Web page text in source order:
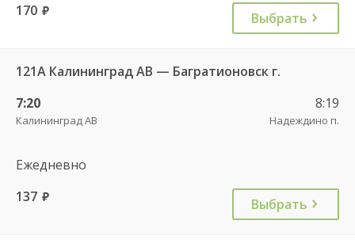
170 руб. Выбрать
121А Калининград АВ — Багратионовск г.
7:20
Калининград АВ
8:19
Надеждино п.
Ежедневно
137 руб. Выбрать